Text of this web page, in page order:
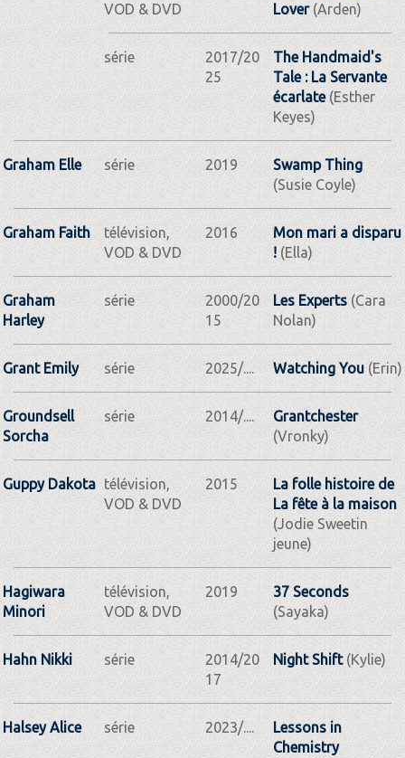
VOD & DVD
Lover(Arden)
série
2017/20
25
The Handmaid's
Tale : La Servante
écarlate(Esther
Keyes)
Graham Elle série 2019
Swamp Thing
(Susie Coyle)
Graham Faith
télévision,
VOD & DVD
2016
Mon mari a disparu
!(Ella)
Graham
Harley
série
2000/20
15
Les Experts(Cara
Nolan)
Grant Emily série 2025/.... Watching You(Erin)
Groundsell
Sorcha
série 2014/....
Grantchester
(Vronky)
Guppy Dakota télévision,
VOD & DVD
2015
La folle histoire de
La fête à la maison
(Jodie Sweetin
jeune)
Hagiwara
Minori
télévision,
VOD & DVD
2019
37 Seconds
(Sayaka)
Hahn Nikki série
2014/20
17
Night Shift(Kylie)
Halsey Alice série 2023/....
Lessons in
Chemistry